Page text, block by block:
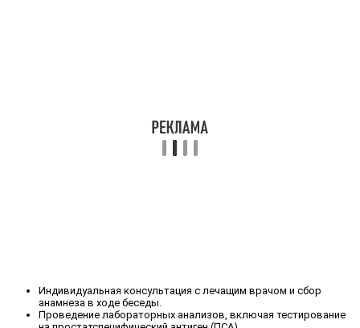
Индивидуальная консультация с лечащим врачом и сбор
анамнеза в ходе беседы.
Проведение лабораторных анализов, включая тестирование